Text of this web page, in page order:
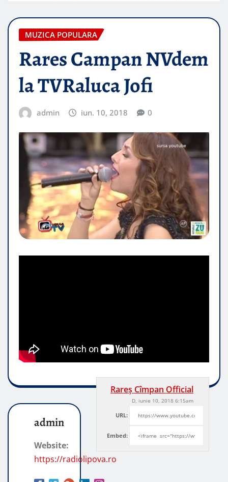
MUZICA POPULARA
Rares Campan NVdem
la TVRaluca Jofi
admin iun. 10, 2018 0
Rareș Cîmpan Official
D, iunie 10, 2018 6:15am
URL:
Embed:
admin
Website:
https://radiolipova.ro